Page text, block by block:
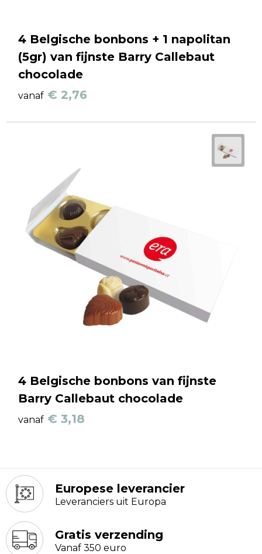
4 Belgische bonbons + 1 napolitan
(5gr) van fijnste Barry Callebaut
chocolade
vanaf € 2,76
4 Belgische bonbons van fijnste
Barry Callebaut chocolade
vanaf € 3,18
Europese leverancier
Leveranciers uit Europa
Gratis verzending
Vanaf 350 euro